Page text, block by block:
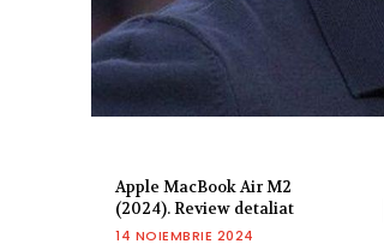
Apple MacBook Air M2
(2024). Review detaliat
14 NOIEMBRIE 2024